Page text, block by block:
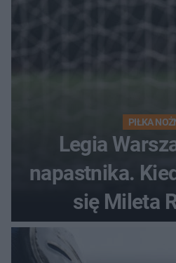
PIŁKA
Legia
napastnika.
się Mileta